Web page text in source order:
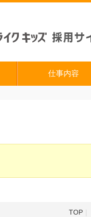
仕事内容
TOP